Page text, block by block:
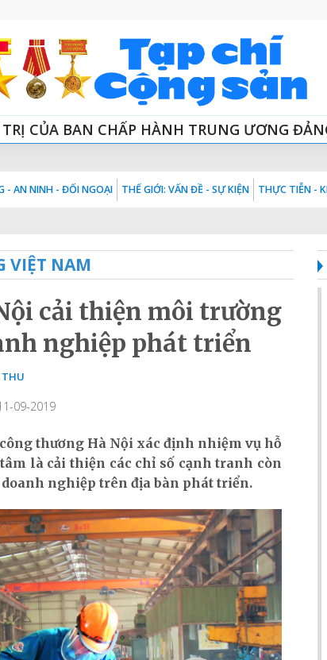
CỦA BAN CHẤP HÀNH TRUNG ƯƠNG
- AN NINH - ĐỐI NGOẠI THẾ GIỚI: VẤN ĐỀ - SỰ KIỆN THỰC TIỄN -
VIỆT NAM
cải thiện môi trường
nghiệp phát triển
09-2019
thương Hà Nội xác định nhiệm vụ hỗ
là cải thiện các chỉ số cạnh tranh còn
nghiệp trên địa bàn phát triển.